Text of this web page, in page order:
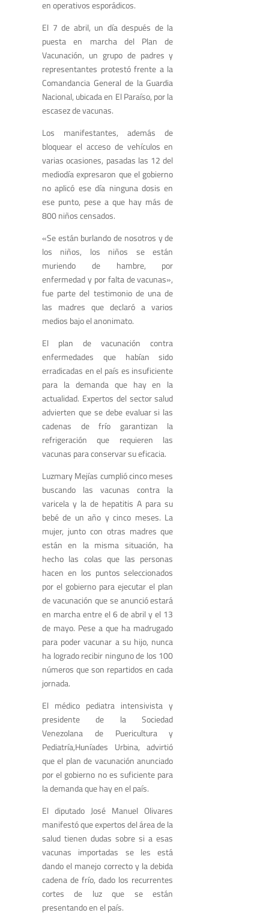
en operativos esporádicos.
El 7 de abril, un día después de la
puesta en marcha del Plan de
Vacunación, un grupo de padres y
representantes protestó frente a la
Comandancia General de la Guardia
Nacional, ubicada en El Paraíso, por la
escasez de vacunas.
Los manifestantes, además de
bloquear el acceso de vehículos en
varias ocasiones, pasadas las 12 del
mediodía expresaron que el gobierno
no aplicó ese día ninguna dosis en
ese punto, pese a que hay más de
800 niños censados.
«Se están burlando de nosotros y de
los niños, los niños se están
muriendo de hambre, por
enfermedad y por falta de vacunas»,
fue parte del testimonio de una de
las madres que declaró a varios
medios bajo el anonimato.
El plan de vacunación contra
enfermedades que habían sido
erradicadas en el país es insuficiente
para la demanda que hay en la
actualidad. Expertos del sector salud
advierten que se debe evaluar si las
cadenas de frío garantizan la
refrigeración que requieren las
vacunas para conservar su eficacia.
Luzmary Mejías cumplió cinco meses
buscando las vacunas contra la
varicela y la de hepatitis A para su
bebé de un año y cinco meses. La
mujer, junto con otras madres que
están en la misma situación, ha
hecho las colas que las personas
hacen en los puntos seleccionados
por el gobierno para ejecutar el plan
de vacunación que se anunció estará
en marcha entre el 6 de abril y el 13
de mayo. Pese a que ha madrugado
para poder vacunar a su hijo, nunca
ha logrado recibir ninguno de los 100
números que son repartidos en cada
jornada.
El médico pediatra intensivista y
presidente de la Sociedad
Venezolana de Puericultura y
Pediatría,Huníades Urbina, advirtió
que el plan de vacunación anunciado
por el gobierno no es suficiente para
la demanda que hay en el país.
El diputado José Manuel Olivares
manifestó que expertos del área de la
salud tienen dudas sobre si a esas
vacunas importadas se les está
dando el manejo correcto y la debida
cadena de frío, dado los recurrentes
cortes de luz que se están
presentando en el país.